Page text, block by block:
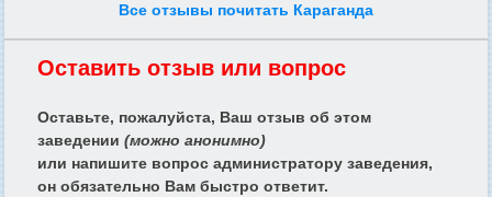
Все отзывы почитать Караганда
Оставить отзыв или вопрос
Оставьте, пожалуйста, Ваш отзыв об этом
заведении (можно анонимно)
или напишите вопрос администратору заведения,
он обязательно Вам быстро ответит.